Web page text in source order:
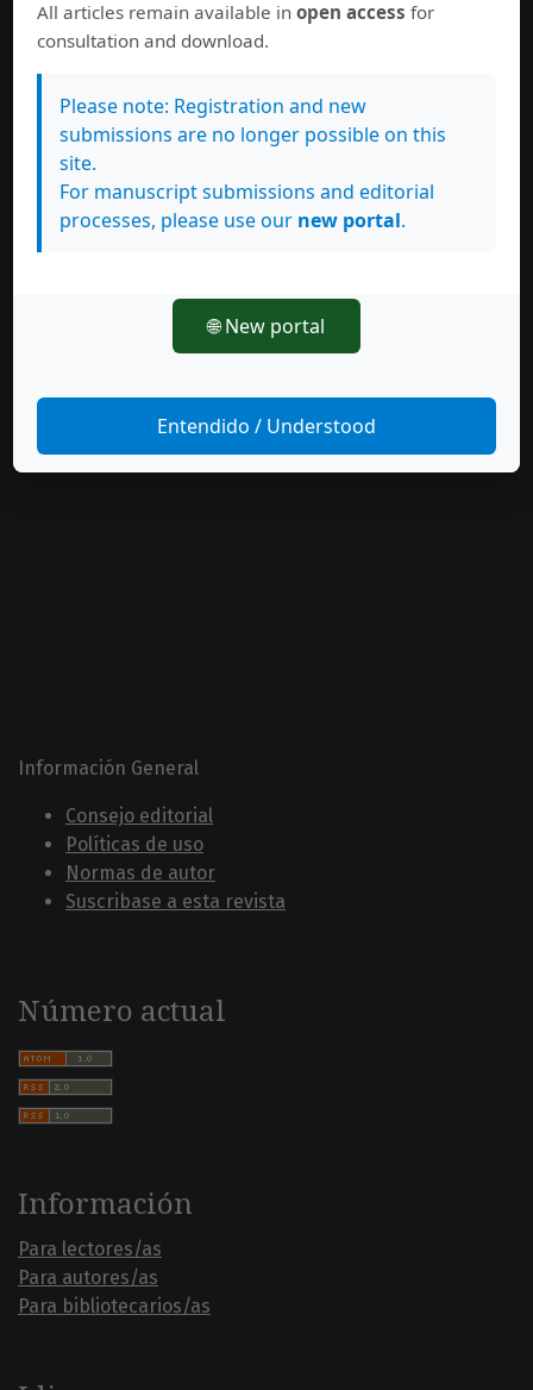
Diálogos en Facebook
Información General
Consejo editorial
Políticas de uso
Normas de autor
Suscribase a esta revista
Número actual
Información
Para lectores/as
Para autores/as
Para bibliotecarios/as
All articles remain available inopen access for
consultation and download.
Please note: Registration and new
submissions are no longer possible on this
site.
For manuscript submissions and editorial
processes, please use our new portal.
🌐 New portal
Entendido / Understood